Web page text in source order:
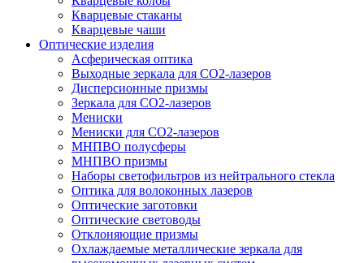
Кварцевые стаканы
Кварцевые чаши
Оптические изделия
Асферическая оптика
Выходные зеркала для CO2-лазеров
Дисперсионные призмы
Зеркала для CO2-лазеров
Мениски
Мениски для CO2-лазеров
МНПВО полусферы
МНПВО призмы
Наборы светофильтров из нейтрального стекла
Оптика для волоконных лазеров
Оптические заготовки
Оптические световоды
Отклоняющие призмы
Охлаждаемые металлические зеркала для